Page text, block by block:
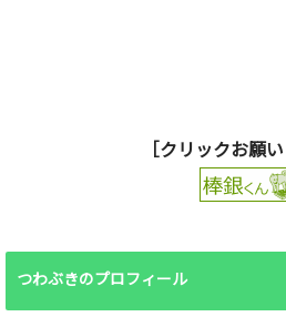
［クリックお願い
つわぶきのプロフィール